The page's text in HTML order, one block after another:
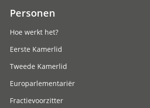
Personen
Hoe werkt het?
Eerste Kamerlid
Tweede Kamerlid
Europarlementariër
Fractievoorzitter